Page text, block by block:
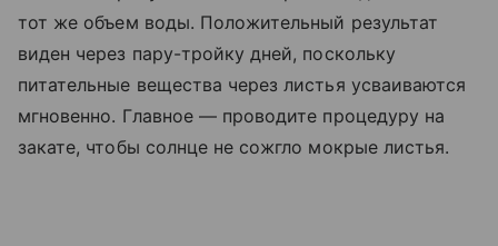
тот же объем воды. Положительный результат
виден через пару-тройку дней, поскольку
питательные вещества через листья усваиваются
мгновенно. Главное — проводите процедуру на
закате, чтобы солнце не сожгло мокрые листья.